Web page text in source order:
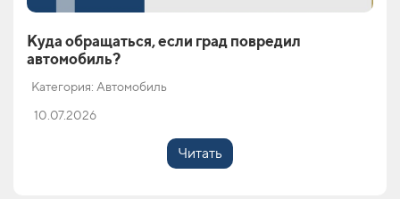
Куда обращаться, если град повредил
автомобиль?
Категория: Автомобиль
10.07.2026
Читать